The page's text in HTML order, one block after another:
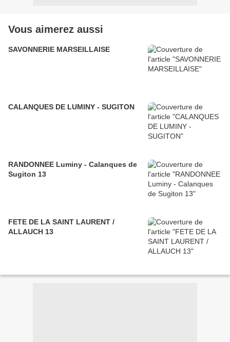
Vous aimerez aussi
SAVONNERIE MARSEILLAISE
CALANQUES DE LUMINY - SUGITON
RANDONNEE Luminy - Calanques de
Sugiton 13
FETE DE LA SAINT LAURENT /
ALLAUCH 13